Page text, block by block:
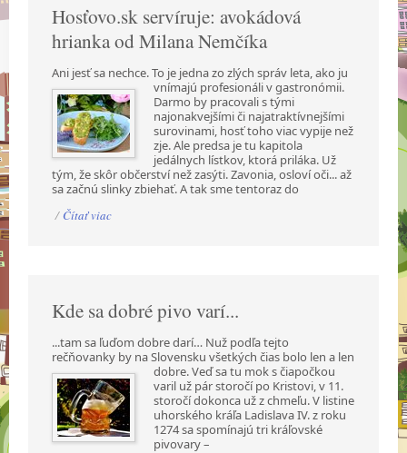
Hosťovo.sk servíruje: avokádová
hrianka od Milana Nemčíka
Ani jesť sa nechce. To je jedna zo zlých správ leta, ako ju
vnímajú profesionáli v gastronómii.
Darmo by pracovali s tými
najonakvejšími či najatraktívnejšími
surovinami, hosť toho viac vypije než
zje. Ale predsa je tu kapitola
jedálnych lístkov, ktorá priláka. Už
tým, že skôr občerství než zasýti. Zavonia, osloví oči... až
sa začnú slinky zbiehať. A tak sme tentoraz do
/ Čítať viac
Kde sa dobré pivo varí...
...tam sa ľuďom dobre darí… Nuž podľa tejto
rečňovanky by na Slovensku všetkých čias bolo len a len
dobre. Veď sa tu mok s čiapočkou
varil už pár storočí po Kristovi, v 11.
storočí dokonca už z chmeľu. V listine
uhorského kráľa Ladislava IV. z roku
1274 sa spomínajú tri kráľovské
pivovary –